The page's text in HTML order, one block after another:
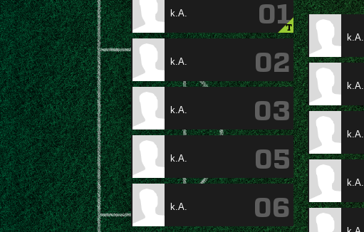
k.A. 01
T
k.A. 02
k.A. 03
k.A. 05
k.A. 06
k.A.
k.A.
k.A.
k.A.